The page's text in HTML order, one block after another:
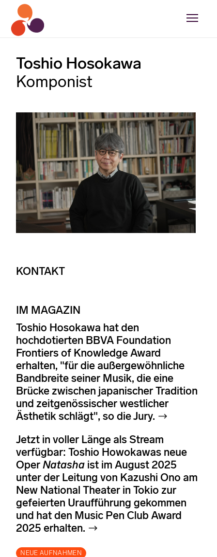
Toshio Hosokawa
Komponist
KONTAKT
IM MAGAZIN
Toshio Hosokawa hat den
hochdotierten BBVA Foundation
Frontiers of Knowledge Award
erhalten, "für die außergewöhnliche
Bandbreite seiner Musik, die eine
Brücke zwischen japanischer Tradition
und zeitgenössischer westlicher
Ästhetik schlägt", so die Jury.
Jetzt in voller Länge als Stream
verfügbar: Toshio Howokawas neue
OperNatasha ist im August 2025
unter der Leitung von Kazushi Ono am
New National Theater in Tokio zur
gefeierten Uraufführung gekommen
und hat den Music Pen Club Award
2025 erhalten.
NEUE AUFNAHMEN